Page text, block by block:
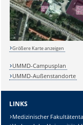
Lösung:
Größere Karte anzeigen
UMMD-Campusplan
UMMD-Außenstandorte
LINKS
Medizinischer